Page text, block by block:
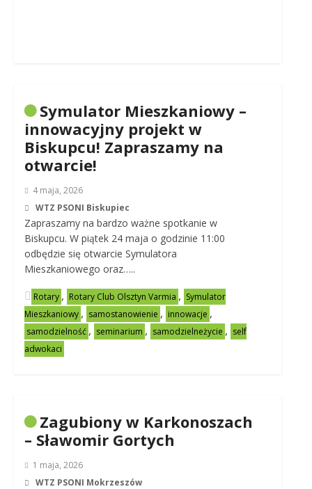
Symulator Mieszkaniowy –
innowacyjny projekt w
Biskupcu! Zapraszamy na
otwarcie!
4 maja, 2026
WTZ PSONI Biskupiec
Zapraszamy na bardzo ważne spotkanie w
Biskupcu. W piątek 24 maja o godzinie 11:00
odbędzie się otwarcie Symulatora
Mieszkaniowego oraz…..
Rotary , Rotary Club Olsztyn Varmia , Symulator
Mieszkaniowy , samostanowienie , innowacje ,
samodzielność , seminarium , samodzielneżycie , self
adwokaci
Zagubiony w Karkonoszach
– Sławomir Gortych
1 maja, 2026
WTZ PSONI Mokrzeszów